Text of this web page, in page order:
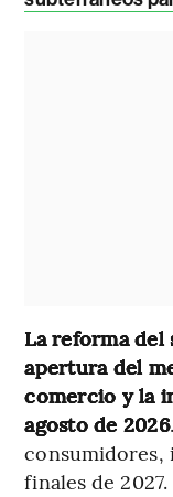
La reforma
apertura del
comercio y la
agosto de 2026
consumidores,
finales de 2027.